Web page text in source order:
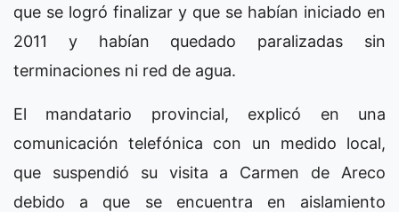
que se logró finalizar y que se habían iniciado en
2011 y habían quedado paralizadas sin
terminaciones ni red de agua.
El mandatario provincial, explicó en una
comunicación telefónica con un medido local,
que suspendió su visita a Carmen de Areco
debido a que se encuentra en aislamiento